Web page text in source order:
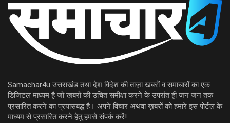
Samachar4u उत्तराखंड तथा देश विदेश की ताज़ा खबरों व समाचारों का एक
डिजिटल माध्यम है जो ख़बरों की उचित समीक्षा करने के उपरांत ही जन जन तक
प्रसारित करने का प्रयासबद्ध है। अपने विचार अथवा ख़बरों को हमारे इस पोर्टल के
माध्यम से प्रसारित करने हेतु हमसे संपर्क करें!